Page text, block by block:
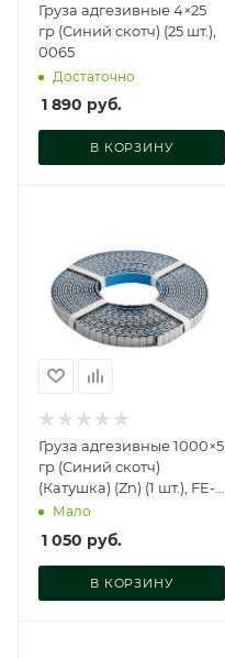
Груза адгезивные 4×25
гр (Синий скотч) (25 шт.),
0065
Достаточно
1 890 руб.
В КОРЗИНУ
Груза адгезивные 1000×5
гр (Синий скотч)
(Катушка) (Zn) (1 шт.), FE-
070 RN/C
Мало
1 050 руб.
В КОРЗИНУ